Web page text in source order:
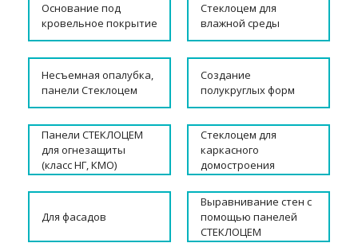
Основание под
кровельное покрытие
Стеклоцем для
влажной среды
Несъемная опалубка,
панели Стеклоцем
Создание
полукруглых форм
Панели СТЕКЛОЦЕМ
для огнезащиты
(класс НГ, КМО)
Стеклоцем для
каркасного
домостроения
Для фасадов
Выравнивание стен с
помощью панелей
СТЕКЛОЦЕМ